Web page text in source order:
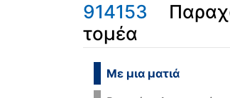
914153
τομέα
Μετάβαση σε: πλοήγηση
Με μια ματιά